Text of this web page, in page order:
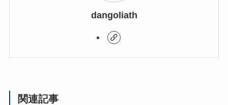
dangoliath
関連記事